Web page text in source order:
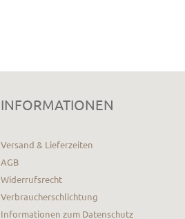
INFORMATIONEN
Versand & Lieferzeiten
AGB
Widerrufsrecht
Verbraucherschlichtung
Informationen zum Datenschutz